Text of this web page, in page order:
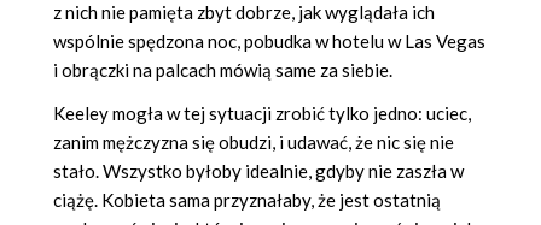
z nich nie pamięta zbyt dobrze, jak wyglądała ich
wspólnie spędzona noc, pobudka w hotelu w Las Vegas
i obrączki na palcach mówią same za siebie.
Keeley mogła w tej sytuacji zrobić tylko jedno: uciec,
zanim mężczyzna się obudzi, i udawać, że nic się nie
stało. Wszystko byłoby idealnie, gdyby nie zaszła w
ciążę. Kobieta sama przyznałaby, że jest ostatnią